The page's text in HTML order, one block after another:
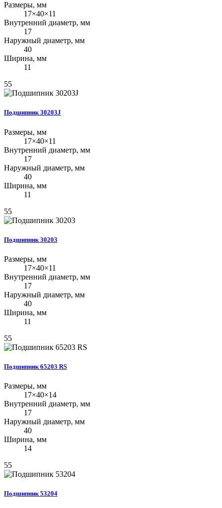
Размеры, мм
17×40×11
Внутренний диаметр, мм
17
Наружный диаметр, мм
40
Ширина, мм
11
55
Подшипник 30203J
Размеры, мм
17×40×11
Внутренний диаметр, мм
17
Наружный диаметр, мм
40
Ширина, мм
11
55
Подшипник 30203
Размеры, мм
17×40×11
Внутренний диаметр, мм
17
Наружный диаметр, мм
40
Ширина, мм
11
55
Подшипник 65203 RS
Размеры, мм
17×40×14
Внутренний диаметр, мм
17
Наружный диаметр, мм
40
Ширина, мм
14
55
Подшипник 53204